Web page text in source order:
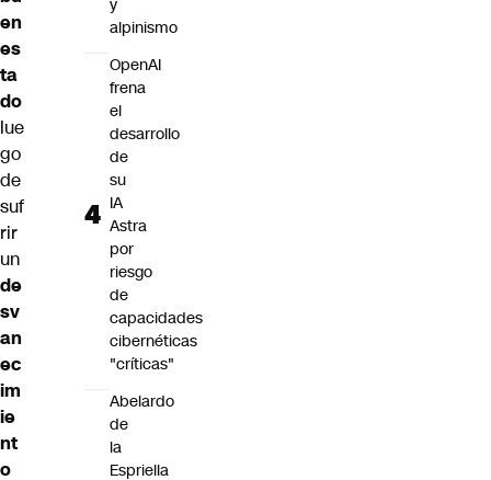
en
es
ta
do
lue
go
de
suf
rir
un
de
sv
an
ec
im
ie
nt
o
y
alpinismo
OpenAI
frena
el
desarrollo
de
su
IA
Astra
por
riesgo
de
capacidades
cibernéticas
"críticas"
Abelardo
de
la
Espriella